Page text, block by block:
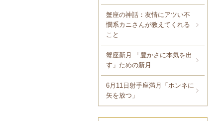
蟹座の神話：友情にアツい不
憫系カニさんが教えてくれる
こと
蟹座新月 「豊かさに本気を出
す」ための新月
6月11日射手座満月「ホンネに
矢を放つ」